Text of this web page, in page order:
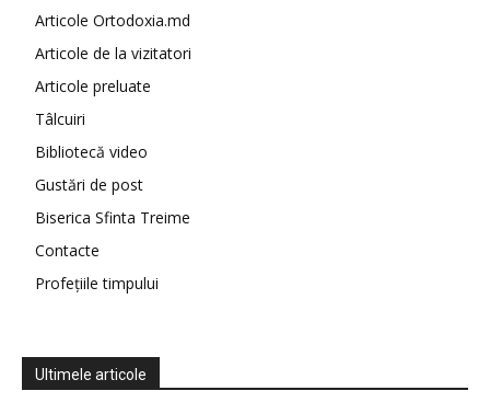
Articole Ortodoxia.md
Articole de la vizitatori
Articole preluate
Tâlcuiri
Bibliotecă video
Gustări de post
Biserica Sfinta Treime
Contacte
Profețiile timpului
Ultimele articole